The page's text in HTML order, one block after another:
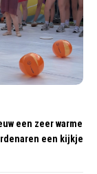
een zeer warme
een kijkje